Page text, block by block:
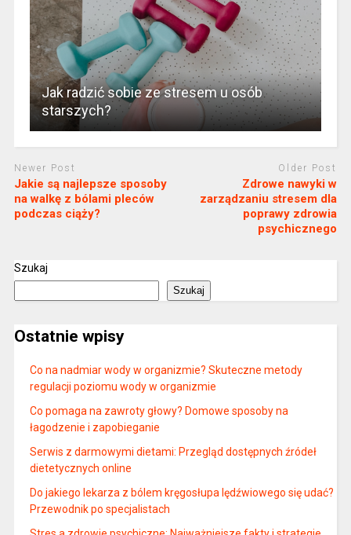
Jak radzić sobie ze stresem u osób
starszych?
Newer Post
Jakie są najlepsze sposoby
na walkę z bólami pleców
podczas ciąży?
Older Post
Zdrowe nawyki w
zarządzaniu stresem dla
poprawy zdrowia
psychicznego
Szukaj
Szukaj
Ostatnie wpisy
Co na nadmiar wody w organizmie? Skuteczne metody
regulacji poziomu wody w organizmie
Co pomaga na zawroty głowy? Domowe sposoby na
łagodzenie i zapobieganie
Serwis z darmowymi dietami: Przegląd dostępnych źródeł
dietetycznych online
Do jakiego lekarza z bólem kręgosłupa lędźwiowego się udać?
Przewodnik po specjalistach